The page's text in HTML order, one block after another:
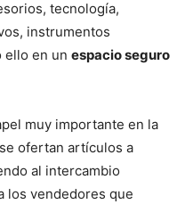
tecnología,
instrumentos
ello en un espacio seguro
muy importante en la
ofertan artículos a
al intercambio
los vendedores que